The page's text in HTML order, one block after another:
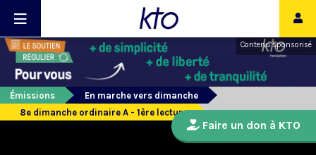
Contenu sponsorisé
Émissions
En marche vers dimanche
8e dimanche ordinaire A - 1ère lecture
Faire un don à KTO